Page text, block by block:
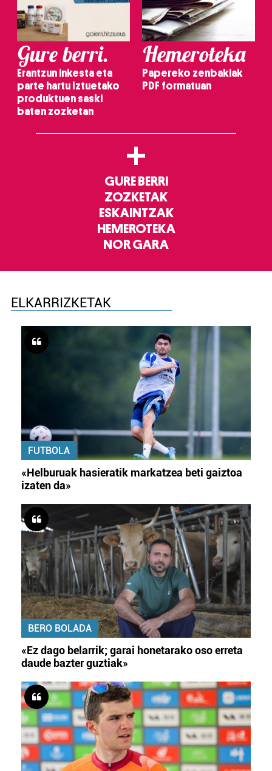
Gure berri.
Erantzun inkesta eta
parte hartu Iztuetako
produktuen saski
baten zozketan
Hemeroteka
Papereko zenbakiak
PDF formatuan
+
GURE BERRI
ZOZKETAK
ESKAINTZAK
HEMEROTEKA
NOR GARA
ELKARRIZKETAK
FUTBOLA
«Helburuak hasieratik markatzea beti gaiztoa
izaten da»
BERO BOLADA
«Ez dago belarrik; garai honetarako oso erreta
daude bazter guztiak»